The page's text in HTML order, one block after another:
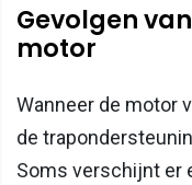
Gevolgen
motor
Wanneer de motor
de
Soms verschijnt er